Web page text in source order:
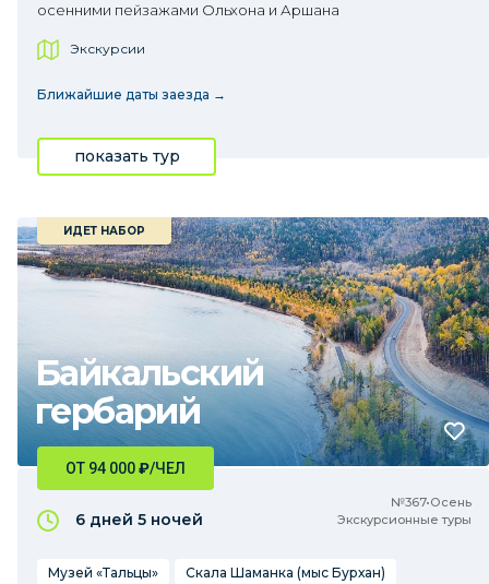
осенними пейзажами Ольхона и Аршана
Экскурсии
Ближайшие даты заезда →
показать тур
Байкальский
гербарий
ИДЕТ НАБОР
№367•Осень
Экскурсионные туры
ОТ 94 000₽/ЧЕЛ
6 дней 5 ночей
Музей «Тальцы»
Скала Шаманка (мыс Бурхан)